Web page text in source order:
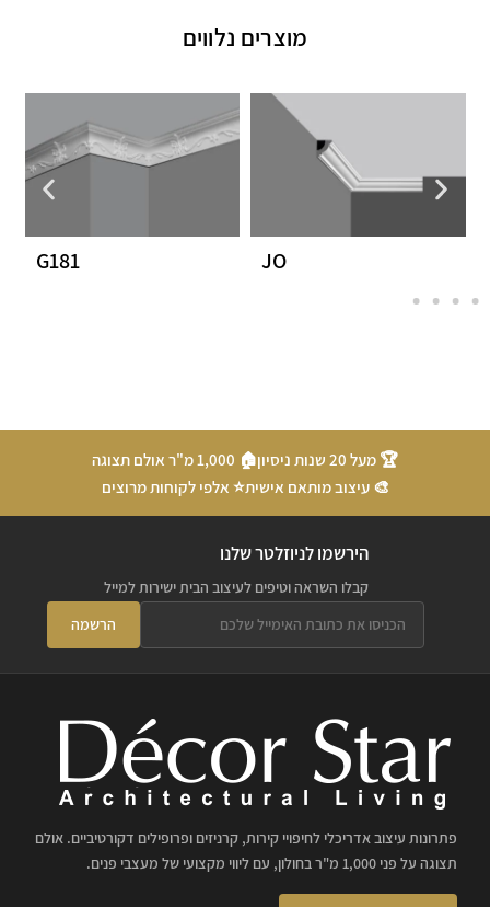
מוצרים נלווים
JO
G181
🏆 מעל 20 שנות ניסיון
🏠 1,000 מ"ר אולם תצוגה
🎨 עיצוב מותאם אישית⭐ אלפי לקוחות מרוצים
הירשמו לניוזלטר שלנו
קבלו השראה וטיפים לעיצוב הבית ישירות למייל
הרשמה
פתרונות עיצוב אדריכלי לחיפויי קירות, קרניזים ופרופילים דקורטיביים. אולם
תצוגה על פני 1,000 מ"ר בחולון, עם ליווי מקצועי של מעצבי פנים.